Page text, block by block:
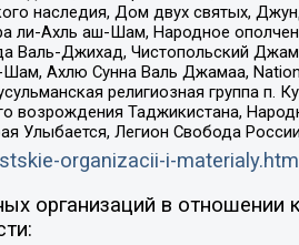
наследия, Дом двух святых,
ли-Ахль аш-Шам, Народное
Джихад, Чистопольский
Ахлю Сунна Валь Джамаа,
религиозная группа п.
возрождения Таджикистана,
Улыбается, Легион Свобода
organizacii-i-
организаций в